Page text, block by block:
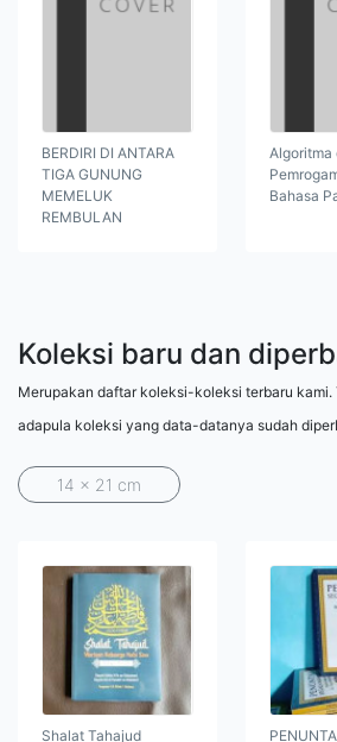
BERDIRI DI ANTARA
TIGA GUNUNG
MEMELUK
REMBULAN
Algoritma
Bahasa
Koleksi baru dan
Merupakan daftar koleksi-koleksi terbaru kami.
adapula koleksi yang data-datanya sudah
14 x 21 cm
Shalat Tahajud